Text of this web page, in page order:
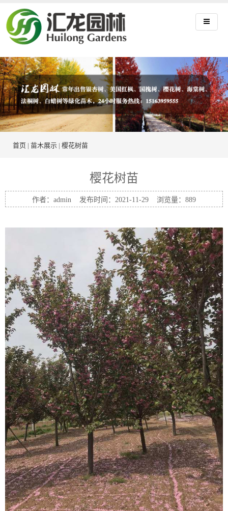
首页 | 苗木展示 | 樱花树苗
樱花树苗
作者：admin 发布时间：2021-11-29 浏览量： 889